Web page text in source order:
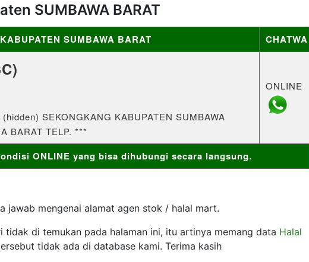
SUMBAWA BARAT
SUMBAWA BARAT CHATWA
SEKONGKANG KABUPATEN SUMBAWA
BARAT TELP. ***
ONLINE
ONLINE yang bisa dihubungi secara langsung.
jawab mengenai alamat agen stok / halal mart.
tidak di temukan pada halaman ini, itu artinya memang data Halal
tidak ada di database kami. Terima kasih